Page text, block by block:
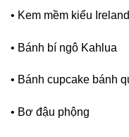
• Kem mềm kiểu Ireland
• Bánh bí ngô Kahlua
• Bánh cupcake bánh
• Bơ đậu phộng